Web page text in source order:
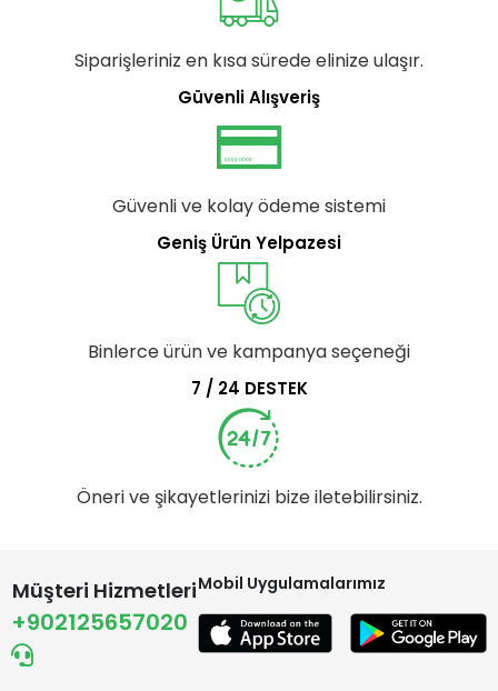
Siparişleriniz en kısa sürede elinize ulaşır.
Güvenli Alışveriş
Güvenli ve kolay ödeme sistemi
Geniş Ürün Yelpazesi
Binlerce ürün ve kampanya seçeneği
7 / 24 DESTEK
Öneri ve şikayetlerinizi bize iletebilirsiniz.
Müşteri Hizmetleri
+902125657020
Mobil Uygulamalarımız